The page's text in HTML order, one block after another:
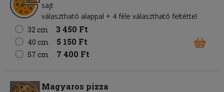
sajt
választható alappal + 4 féle választható feltéttel
32 cm
3 450 Ft
40 cm 5 150 Ft
57 cm 7 400 Ft
Magyaros pizza